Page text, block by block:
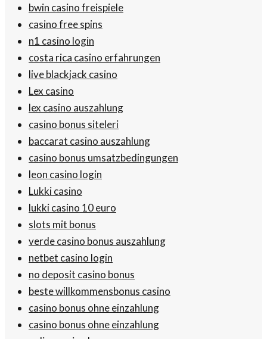
bwin casino freispiele
casino free spins
n1 casino login
costa rica casino erfahrungen
live blackjack casino
Lex casino
lex casino auszahlung
casino bonus siteleri
baccarat casino auszahlung
casino bonus umsatzbedingungen
leon casino login
Lukki casino
lukki casino 10 euro
slots mit bonus
verde casino bonus auszahlung
netbet casino login
no deposit casino bonus
beste willkommensbonus casino
casino bonus ohne einzahlung
casino bonus ohne einzahlung